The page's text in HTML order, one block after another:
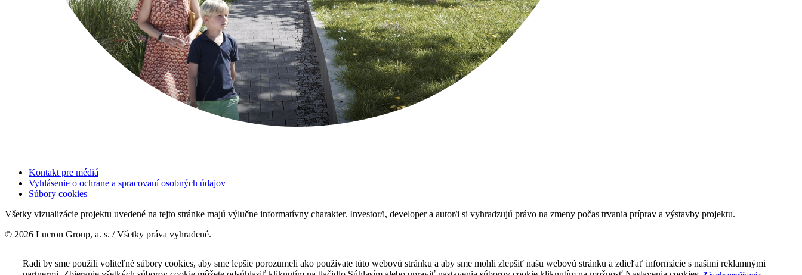
Kontakt pre médiá
Vyhlásenie o ochrane a spracovaní osobných údajov
Súbory cookies
Všetky vizualizácie projektu uvedené na tejto stránke majú výlučne informatívny charakter. Investor/i, developer a autor/i si vyhradzujú právo na zmeny počas trvania príprav a výstavby projektu.
© 2026 Lucron Group, a. s. / Všetky práva vyhradené.
Radi by sme použili voliteľné súbory cookies, aby sme lepšie porozumeli ako používate túto webovú stránku a aby sme mohli zlepšiť našu webovú stránku a zdieľať informácie s našimi reklamnými